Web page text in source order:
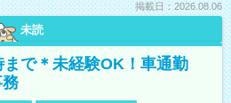
掲載日：2026.08.06
未読
まで＊未経験OK！車通勤